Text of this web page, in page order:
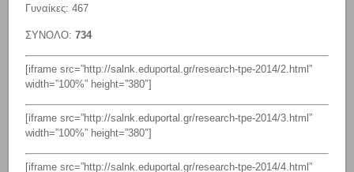
Γυναίκες: 467
ΣΥΝΟΛΟ:734
[iframe src=”http://salnk.eduportal.gr/research-tpe-2014/2.html”
width=”100%” height=”380″]
[iframe src=”http://salnk.eduportal.gr/research-tpe-2014/3.html”
width=”100%” height=”380″]
[iframe src=”http://salnk.eduportal.gr/research-tpe-2014/4.html”